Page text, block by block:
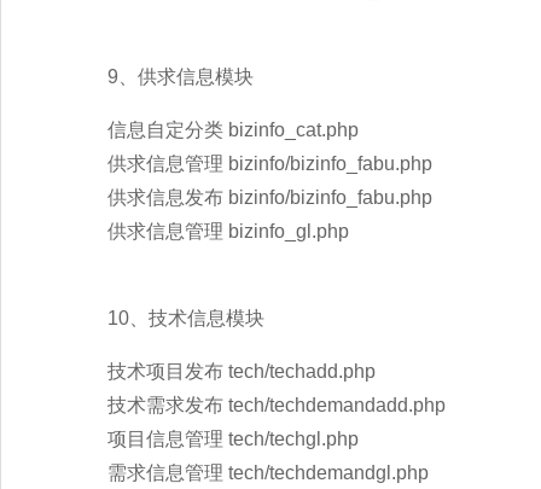
9、供求信息模块
信息自定分类 bizinfo_cat.php
供求信息管理 bizinfo/bizinfo_fabu.php
供求信息发布 bizinfo/bizinfo_fabu.php
供求信息管理 bizinfo_gl.php
10、技术信息模块
技术项目发布 tech/techadd.php
技术需求发布 tech/techdemandadd.php
项目信息管理 tech/techgl.php
需求信息管理 tech/techdemandgl.php